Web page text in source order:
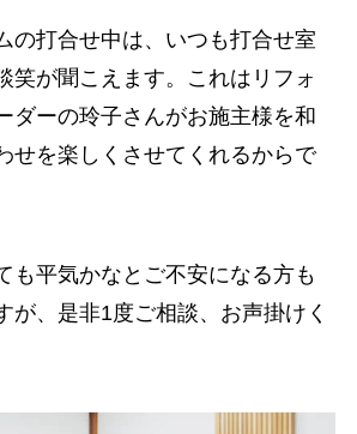
の打合せ中は、いつも打合せ室
笑が聞こえます。これはリフォ
ダーの玲子さんがお施主様を和
せを楽しくさせてくれるからで
も平気かなとご不安になる方も
が、是非1度ご相談、お声掛けく